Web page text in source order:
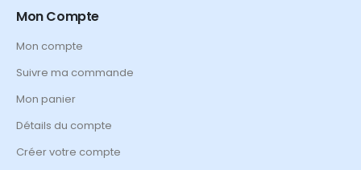
Mon Compte
Mon compte
Suivre ma commande
Mon panier
Détails du compte
Créer votre compte